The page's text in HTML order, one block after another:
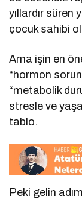
yıllardır
çocuk sahibi
Ama işin en
“hormon
“metabolik
stresle ve
tablo.
Peki gelin